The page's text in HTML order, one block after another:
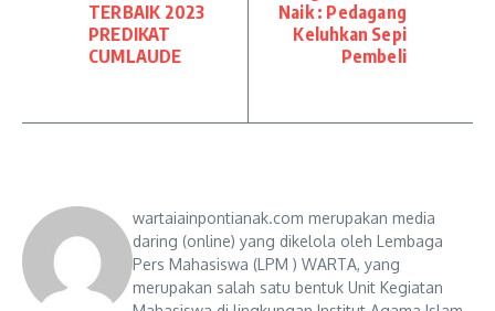
TERBAIK 2023
PREDIKAT
CUMLAUDE
Naik : Pedagang
Keluhkan Sepi
Pembeli
wartaiainpontianak.com merupakan media
daring (online) yang dikelola oleh Lembaga
Pers Mahasiswa (LPM ) WARTA, yang
merupakan salah satu bentuk Unit Kegiatan